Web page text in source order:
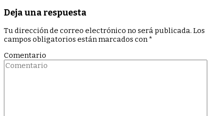
Deja una respuesta
Tu dirección de correo electrónico no será publicada. Los
campos obligatorios están marcados con*
Comentario